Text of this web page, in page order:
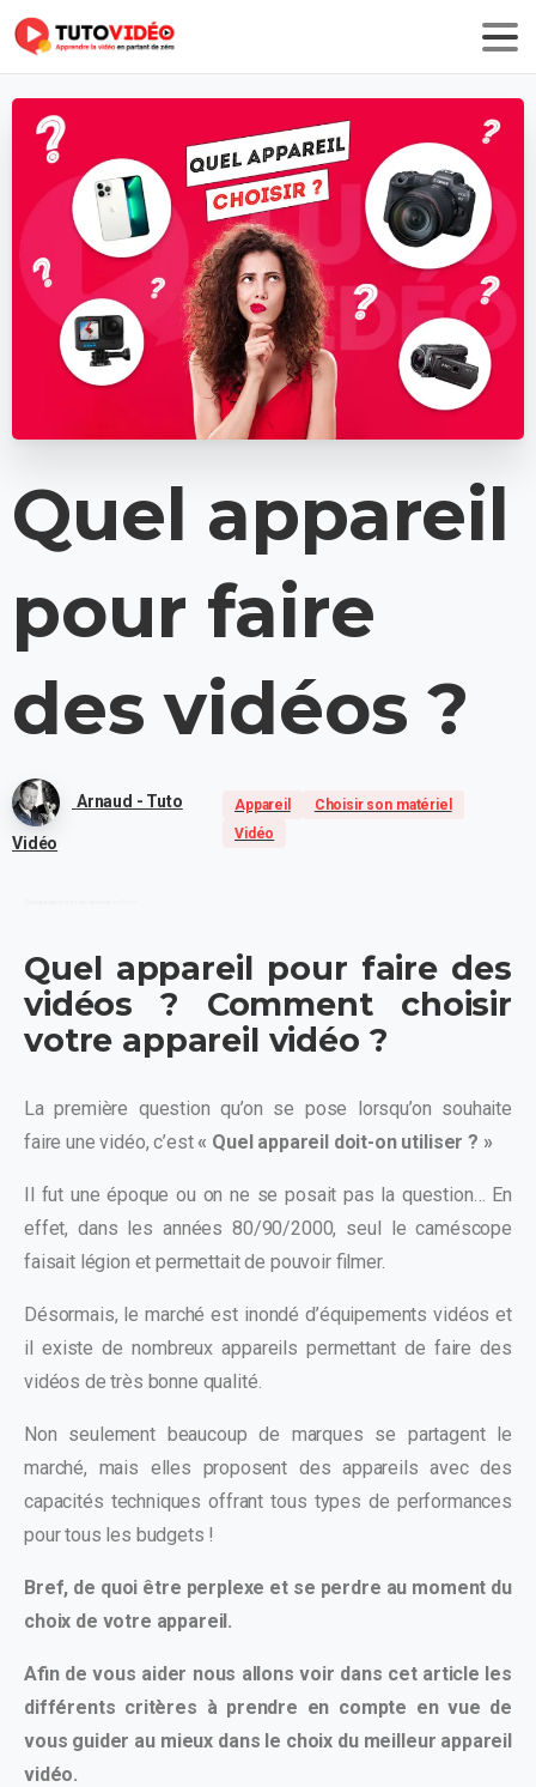
Quel appareil
pour faire
des vidéos ?
Arnaud - Tuto
Vidéo
Appareil
Choisir son matériel
Vidéo
Quel appareil pour faire des
vidéos ? Comment choisir
votre appareil vidéo ?
La première question qu’on se pose lorsqu’on souhaite
faire une vidéo, c’est« Quel appareil doit-on utiliser ? »
Il fut une époque ou on ne se posait pas la question… En
effet, dans les années 80/90/2000, seul le caméscope
faisait légion et permettait de pouvoir filmer.
Désormais, le marché est inondé d’équipements vidéos et
il existe de nombreux appareils permettant de faire des
vidéos de très bonne qualité.
Non seulement beaucoup de marques se partagent le
marché, mais elles proposent des appareils avec des
capacités techniques offrant tous types de performances
pour tous les budgets !
Bref, de quoi être perplexe et se perdre au moment du
choix de votre appareil.
Afin de vous aider nous allons voir dans cet article les
différents critères à prendre en compte en vue de
vous guider au mieux dans le choix du meilleur appareil
vidéo.